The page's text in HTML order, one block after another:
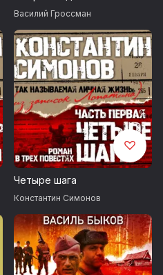
Василий Гроссман
Четыре шага
Константин Симонов